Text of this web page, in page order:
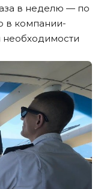
в неделю — по
в компании-
необходимости